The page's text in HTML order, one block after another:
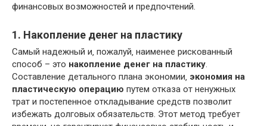
финансовых возможностей и предпочтений.
1. Накопление денег на пластику
Самый надежный и‚ пожалуй‚ наименее рискованный
способ – это накопление денег на пластику.
Составление детального плана экономии‚ экономия на
пластическую операцию путем отказа от ненужных
трат и постепенное откладывание средств позволит
избежать долговых обязательств. Этот метод требует